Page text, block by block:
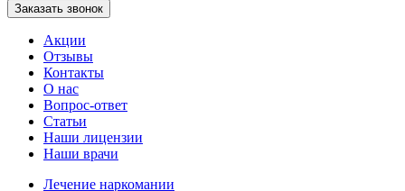
Заказать звонок
Акции
Отзывы
Контакты
О нас
Вопрос-ответ
Статьи
Наши лицензии
Наши врачи
Лечение наркомании